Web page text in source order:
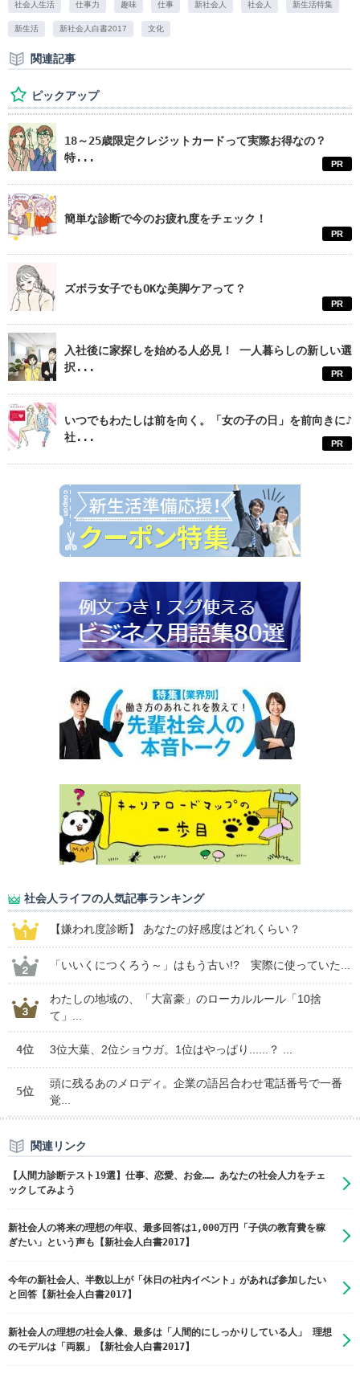
社会人生活 仕事力 趣味 仕事 新社会人 社会人 新生活特集
新生活 新社会人白書2017 文化
関連記事
ピックアップ
18～25歳限定クレジットカードって実際お得なの？
特...
PR
簡単な診断で今のお疲れ度をチェック！
PR
ズボラ女子でもOKな美脚ケアって？
PR
入社後に家探しを始める人必見！ 一人暮らしの新しい選
択...
PR
いつでもわたしは前を向く。「女の子の日」を前向きに♪
社...
PR
社会人ライフの人気記事ランキング
【嫌われ度診断】 あなたの好感度はどれくらい？
「いいくにつくろう～」はもう古い!? 実際に使っていた...
わたしの地域の、「大富豪」のローカルルール「10捨
て」...
4位 3位大葉、2位ショウガ。1位はやっぱり......？ ...
5位
頭に残るあのメロディ。企業の語呂合わせ電話番号で一番
覚...
関連リンク
【人間力診断テスト19選】仕事、恋愛、お金…… あなたの社会人力をチェ
ックしてみよう
新社会人の将来の理想の年収、最多回答は1,000万円「子供の教育費を稼
ぎたい」という声も【新社会人白書2017】
今年の新社会人、半数以上が「休日の社内イベント」があれば参加したい
と回答【新社会人白書2017】
新社会人の理想の社会人像、最多は「人間的にしっかりしている人」 理想
のモデルは「両親」【新社会人白書2017】